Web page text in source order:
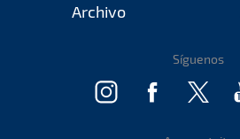
Archivo
Síguenos